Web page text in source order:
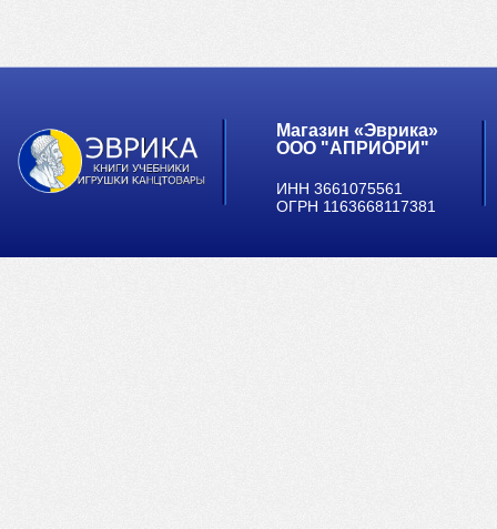
Магазин «Эврика»
ООО "АПРИОРИ"
ИНН 3661075561
ОГРН 1163668117381